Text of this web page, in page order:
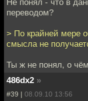
переводом?
> По крайней мере
смысла не
Ты ж не понял, о
486dx2 »
#39 | 08.09.10 13:56